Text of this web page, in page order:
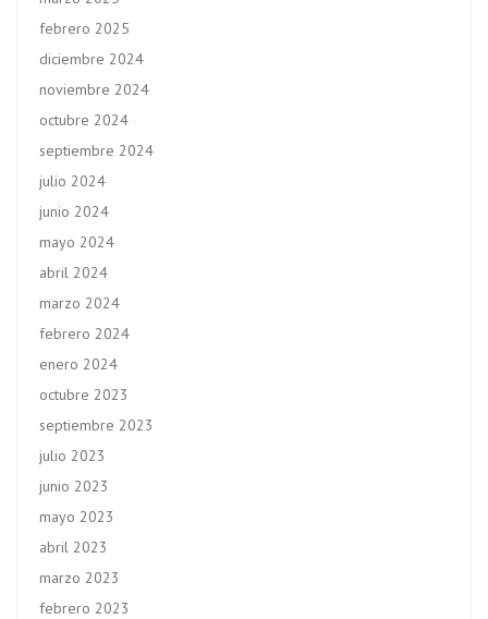
febrero 2025
diciembre 2024
noviembre 2024
octubre 2024
septiembre 2024
julio 2024
junio 2024
mayo 2024
abril 2024
marzo 2024
febrero 2024
enero 2024
octubre 2023
septiembre 2023
julio 2023
junio 2023
mayo 2023
abril 2023
marzo 2023
febrero 2023